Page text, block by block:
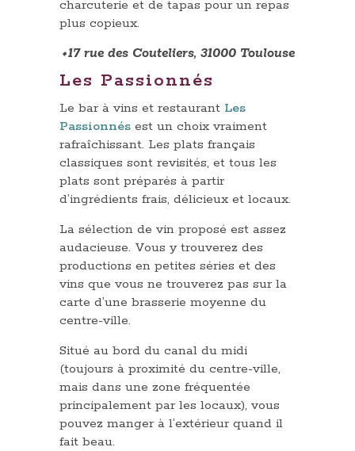
charcuterie et de tapas pour un repas
plus copieux.
⬩17 rue des Couteliers, 31000 Toulouse
Les Passionnés
Le bar à vins et restaurant Les
Passionnés est un choix vraiment
rafraîchissant. Les plats français
classiques sont revisités, et tous les
plats sont préparés à partir
d’ingrédients frais, délicieux et locaux.
La sélection de vin proposé est assez
audacieuse. Vous y trouverez des
productions en petites séries et des
vins que vous ne trouverez pas sur la
carte d’une brasserie moyenne du
centre-ville.
Situé au bord du canal du midi
(toujours à proximité du centre-ville,
mais dans une zone fréquentée
principalement par les locaux), vous
pouvez manger à l’extérieur quand il
fait beau.